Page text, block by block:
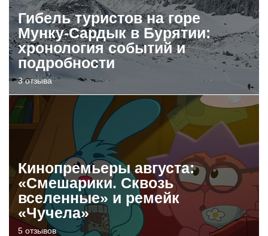
Гибель туристов на горе
Мунку-Сардык в Бурятии:
хронология событий и
подробности
3 отзыва
Кинопремьеры августа:
«Смешарики. Сквозь
вселенные» и ремейк
«Чучела»
5 отзывов